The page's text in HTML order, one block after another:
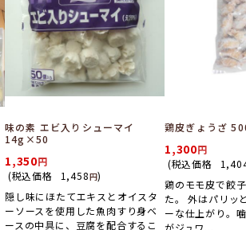
味の素 エビ入りシューマイ
14g×50
1,350
(税込価格 1,458円)
隠し味にほたてエキスとオイスタ
ーソースを使用した魚肉すり身ベ
ースの中具に、豆腐を配合するこ
鶏皮ぎょうざ
1,300
(税込価格
鶏のモモ皮で餃
た。 外はパリッ
ーな仕上がり。
がジュワ...